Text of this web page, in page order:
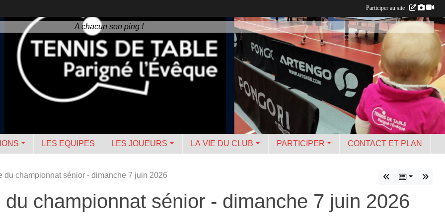
A chacun son ping !
LES EQUIPES LES JOUEURS LA VIE DU CLUB PARTICIPER CONTACT ET PLAN
du championnat sénior - dimanche 7 juin 2026
championnat sénior - dimanche 7 juin 2026
Participer au site :